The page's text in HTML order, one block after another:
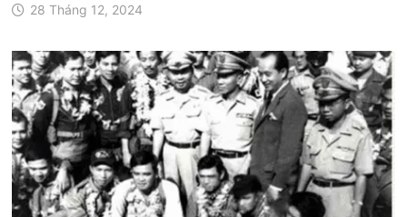
28 Tháng 12, 2024